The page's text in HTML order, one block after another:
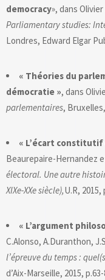
democracy», dans
Parliamentary studies:
Londres, Edward Elgar
« Théories du
démocratie », dans
parlementaires,
« L’écart
Beaurepaire-Hernandez
électoral. Une autre
XIXe-XXe siècle),U.R, 2015,
« L’argument
C.Alonso, A.Duranthon,
l’épreuve du temps :
d’Aix-Marseille, 2015, p.63-